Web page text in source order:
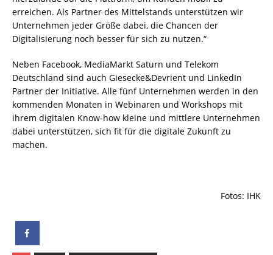
erreichen. Als Partner des Mittelstands unterstützen wir
Unternehmen jeder Größe dabei, die Chancen der
Digitalisierung noch besser für sich zu nutzen.“
Neben Facebook, MediaMarkt Saturn und Telekom
Deutschland sind auch Giesecke&Devrient und LinkedIn
Partner der Initiative. Alle fünf Unternehmen werden in den
kommenden Monaten in Webinaren und Workshops mit
ihrem digitalen Know-how kleine und mittlere Unternehmen
dabei unterstützen, sich fit für die digitale Zukunft zu
machen.
Fotos: IHK